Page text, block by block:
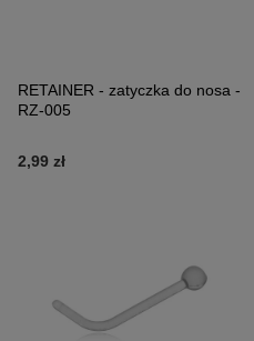
RETAINER - zatyczka do nosa -
RZ-005
2,99 zł